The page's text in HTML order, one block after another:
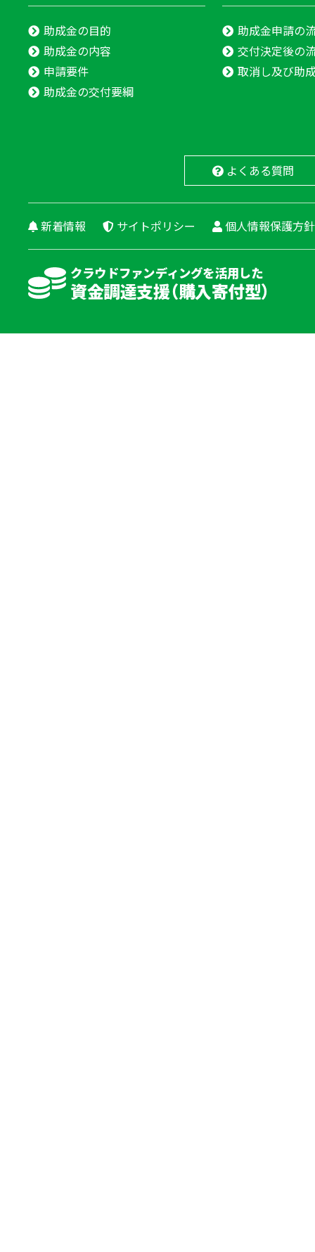
助成金の目的
助成金の内容
申請要件
助成金の交付要綱
助成金申請の
交付決定後の
取消し及び助
よくある質問
新着情報 サイトポリシー 個人情報保護方針
クラウドファンディングを活用した
資金調達支援（購入寄付型）